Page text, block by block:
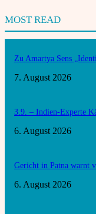
MOST READ
Zu Amartya Sens
7. August 2026
3.9. – Indien-Experte
6. August 2026
Gericht in Patna warnt
6. August 2026